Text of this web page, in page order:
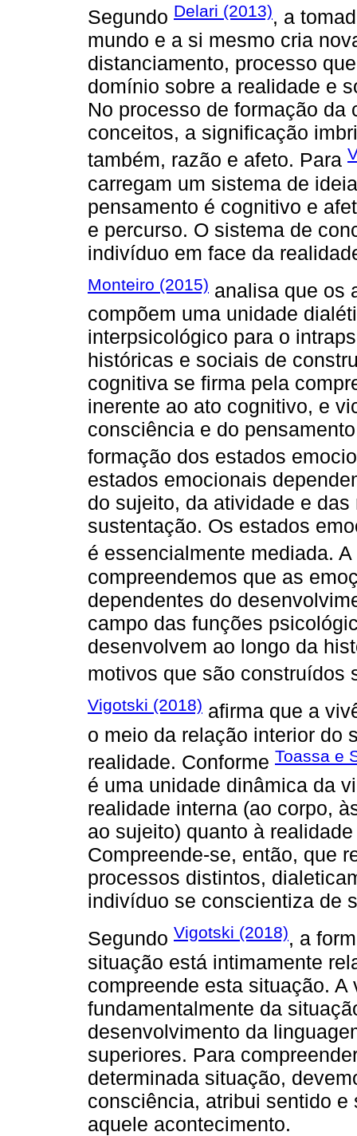
Segundo Delari (2013), a
mundo e a si mesmo cria
distanciamento, processo
domínio sobre a realidade e
No processo de formação
conceitos, a significação
também, razão e afeto. Para
carregam um sistema de
pensamento é cognitivo e
e percurso. O sistema de
indivíduo em face da
Monteiro (2015) analisa que os
compõem uma unidade
interpsicológico para o
históricas e sociais de
cognitiva se firma pela
inerente ao ato cognitivo, e
consciência e do
formação dos estados
estados emocionais
do sujeito, da atividade e
sustentação. Os estados
é essencialmente mediada.
compreendemos que as
dependentes do
campo das funções
desenvolvem ao longo da
motivos que são construídos
Vigotski (2018) afirma que a
o meio da relação interior do
realidade. Conforme Toassa e
é uma unidade dinâmica da
realidade interna (ao corpo,
ao sujeito) quanto à
Compreende-se, então, que
processos distintos,
indivíduo se conscientiza de
Segundo Vigotski (2018), a
situação está intimamente
compreende esta situação.
fundamentalmente da
desenvolvimento da
superiores. Para
determinada situação,
consciência, atribui sentido
aquele acontecimento.